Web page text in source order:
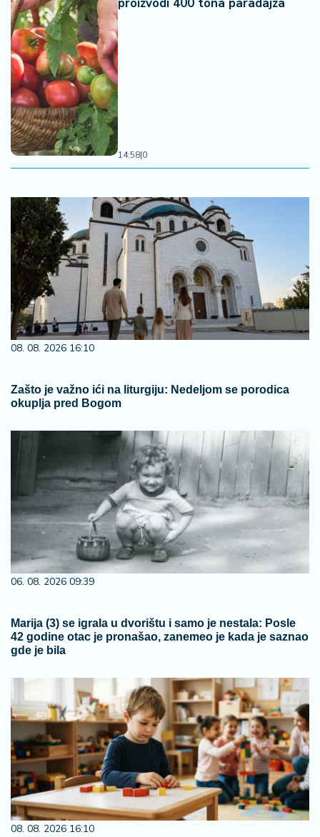
14:58|0
08. 08. 2026 16:10
Zašto je važno ići na liturgiju: Nedeljom se porodica
okuplja pred Bogom
06. 08. 2026 09:39
Marija (3) se igrala u dvorištu i samo je nestala: Posle
42 godine otac je pronašao, zanemeo je kada je saznao
gde je bila
08. 08. 2026 16:10